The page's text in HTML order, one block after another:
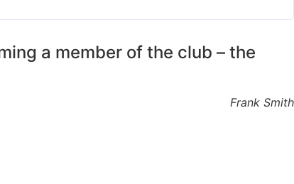
a member of the club – the
Frank Smith